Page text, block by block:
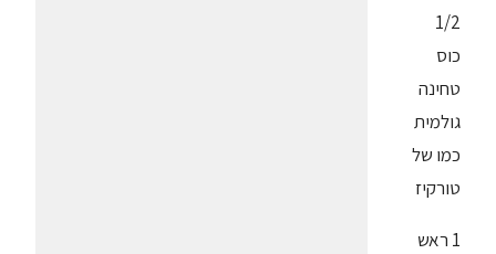
1/2
כוס
טחינה
גולמית
כמו של
טורקיז
1 ראש